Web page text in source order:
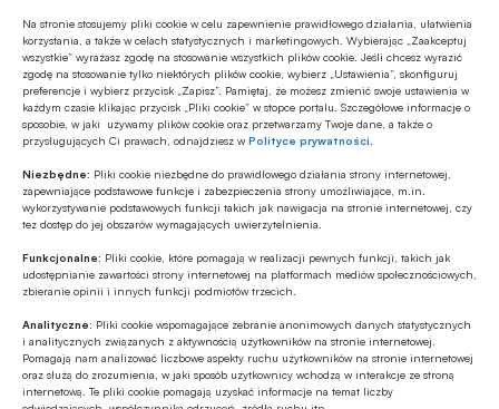
Na stronie stosujemy pliki cookie w celu zapewnienie prawidłowego działania, ułatwienia
korzystania, a także w celach statystycznych i marketingowych. Wybierając „Zaakceptuj
wszystkie” wyrażasz zgodę na stosowanie wszystkich plików cookie. Jeśli chcesz wyrazić
zgodę na stosowanie tylko niektórych plików cookie, wybierz „Ustawienia”, skonfiguruj
preferencje i wybierz przycisk „Zapisz”. Pamiętaj, że możesz zmienić swoje ustawienia w
każdym czasie klikając przycisk „Pliki cookie” w stopce portalu. Szczegółowe informacje o
sposobie, w jaki używamy plików cookie oraz przetwarzamy Twoje dane, a także o
przysługujących Ci prawach, odnajdziesz wPolityce prywatności
Niezbędne: Pliki cookie niezbędne do prawidłowego działania strony internetowej,
zapewniające podstawowe funkcje i zabezpieczenia strony umożliwiające, m.in.
wykorzystywanie podstawowych funkcji takich jak nawigacja na stronie internetowej, czy
tez dostęp do jej obszarów wymagających uwierzytelnienia.
Funkcjonalne: Pliki cookie, które pomagają w realizacji pewnych funkcji, takich jak
udostępnianie zawartości strony internetowej na platformach mediów społecznościowych,
zbieranie opinii i innych funkcji podmiotów trzecich.
Analityczne: Pliki cookie wspomagające zebranie anonimowych danych statystycznych
i analitycznych związanych z aktywnością użytkowników na stronie internetowej.
Pomagają nam analizować liczbowe aspekty ruchu użytkowników na stronie internetowej
oraz służą do zrozumienia, w jaki sposób użytkownicy wchodzą w interakcje ze stroną
internetową. Te pliki cookie pomagają uzyskać informacje na temat liczby
widać również podczas podróży do krajów z inną
walutą i zakupów na miejscu – dokładnie połowa
Polaków wybiera wówczas płatność kartą, której
używają na co dzień w swoim kraju. Dużą
popularnością cieszą się także transakcje
realizowane za pomocą smartfona, smartwatcha
lub portfela cyfrowego – korzysta z nich ponad
jedna trzecia respondentów.
Zachowania te pokazują wyraźną zmianę –
podróż staje się dziś spójnym, cyfrowym
doświadczeniem, w którym AI oraz płatności
towarzyszą wielu użytkownikom na niemal każdym
etapie wyjazdu.